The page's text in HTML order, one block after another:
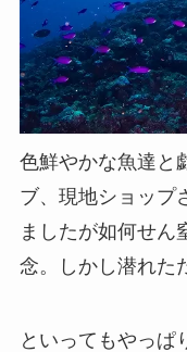
色鮮やかな魚達と
ブ、現地ショップ
ましたが如何せん
念。しかし潜れた
といってもやっぱ